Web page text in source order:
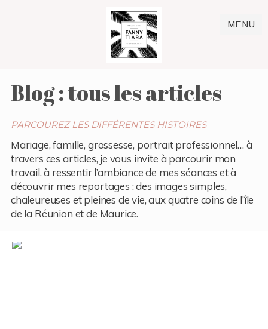
MENU
Blog : tous les articles
PARCOUREZ LES DIFFÉRENTES HISTOIRES
Mariage, famille, grossesse, portrait professionnel… à
travers ces articles, je vous invite à parcourir mon
travail, à ressentir l’ambiance de mes séances et à
découvrir mes reportages : des images simples,
chaleureuses et pleines de vie, aux quatre coins de l’île
de la Réunion et de Maurice.